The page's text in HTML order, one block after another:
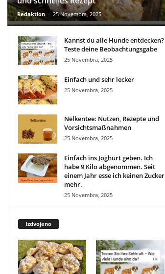
Redaktion - 25 Novembra, 2025
Kannst du alle Hunde entdecken?
Teste deine Beobachtungsgabe
25 Novembra, 2025
Einfach und sehr lecker
25 Novembra, 2025
Nelkentee: Nutzen, Rezepte und
Vorsichtsmaßnahmen
25 Novembra, 2025
Einfach ins Joghurt geben. Ich
habe 9 Kilo abgenommen. Seit
einem Jahr esse ich keinen Zucker
mehr.
25 Novembra, 2025
Izdvojeno